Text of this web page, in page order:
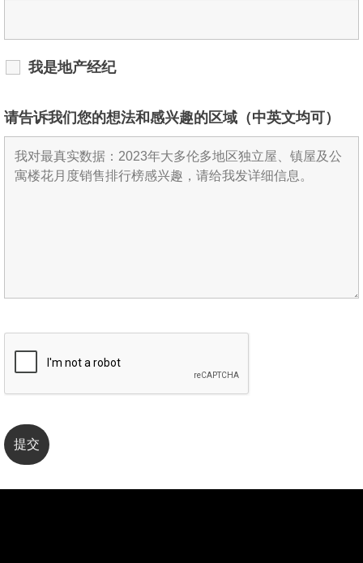
我是地产经纪
请告诉我们您的想法和感兴趣的区域（中英文均可）